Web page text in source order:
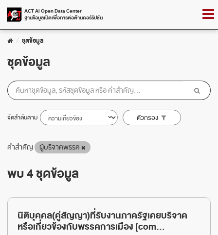
Skip
ACT Ai Open Data Center
ฐานข้อมูลเปิดเพื่อการต่อต้านคอร์รัปชัน
ชุดข้อมูล
ชุดข้อมูล
จัดลำดับตาม ตัวกรอง
คำสำคัญ ผู้บริจาคพรรค
พบ 4 ชุดข้อมูล
นิติบุคคล(คู่สัญญา)ที่รับงานภาครัฐเคยบริจาค
หรือเกี่ยวข้องกับพรรคการเมือง [com...